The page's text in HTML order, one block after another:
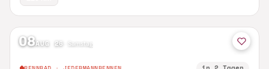
08AUG 26 Samstag